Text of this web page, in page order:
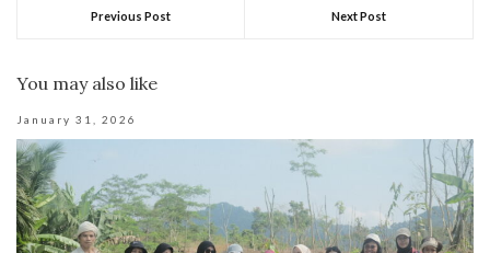
Previous Post Next Post
You may also like
January 31, 2026